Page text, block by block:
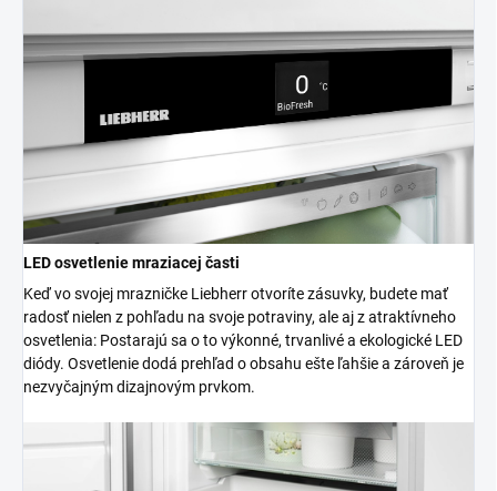
LED osvetlenie mraziacej časti
Keď vo svojej mrazničke Liebherr otvoríte zásuvky, budete mať
radosť nielen z pohľadu na svoje potraviny, ale aj z atraktívneho
osvetlenia: Postarajú sa o to výkonné, trvanlivé a ekologické LED
diódy. Osvetlenie dodá prehľad o obsahu ešte ľahšie a zároveň je
nezvyčajným dizajnovým prvkom.